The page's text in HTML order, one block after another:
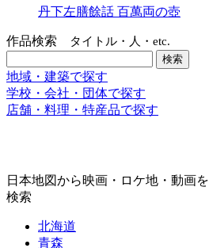
丹下左膳餘話 百萬両の壺
作品検索 タイトル・人・etc.
地域・建築で探す
学校・会社・団体で探す
店舗・料理・特産品で探す
日本地図から映画・ロケ地・動画を
検索
北海道
青森